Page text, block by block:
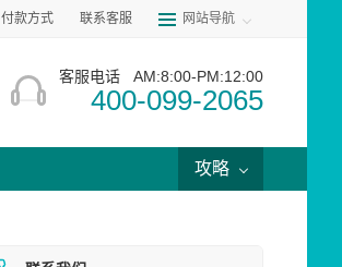
付款方式 联系客服 网站导航
客服电话 AM:8:00-PM:12:00
400-099-2065
攻略